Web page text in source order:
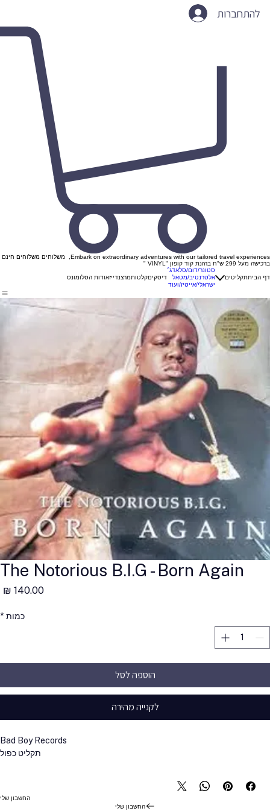
להתחברות
Embark on extraordinary adventures with our tailored travel experiences, משלוחים משלוחים חינם
ברכישה מעל 299 ש"ח בהזנת קוד קופון "VINYL "
דף הביתתקליטים
סטונר/דום/סלאדג׳
אלטרנטיב/מטאל
ישראלי/אייטיז/ועוד
דיסקיםקלטותמרצנדייזאודות הסלומונס
The Notorious B.I.G - Born Again
כמות *
הוספה לסל
לקנייה מהירה
Bad Boy Records
תקליט כפול
החשבון שלי
החשבון שלי